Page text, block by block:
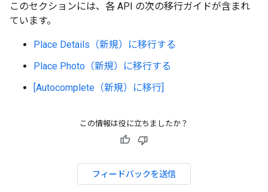
このセクションには、各 API の次の移行ガイドが含まれ
ています。
Place Details（新規）に移行する
Place Photo（新規）に移行する
[Autocomplete（新規）に移行]
この情報は役に立ちましたか？
フィードバックを送信